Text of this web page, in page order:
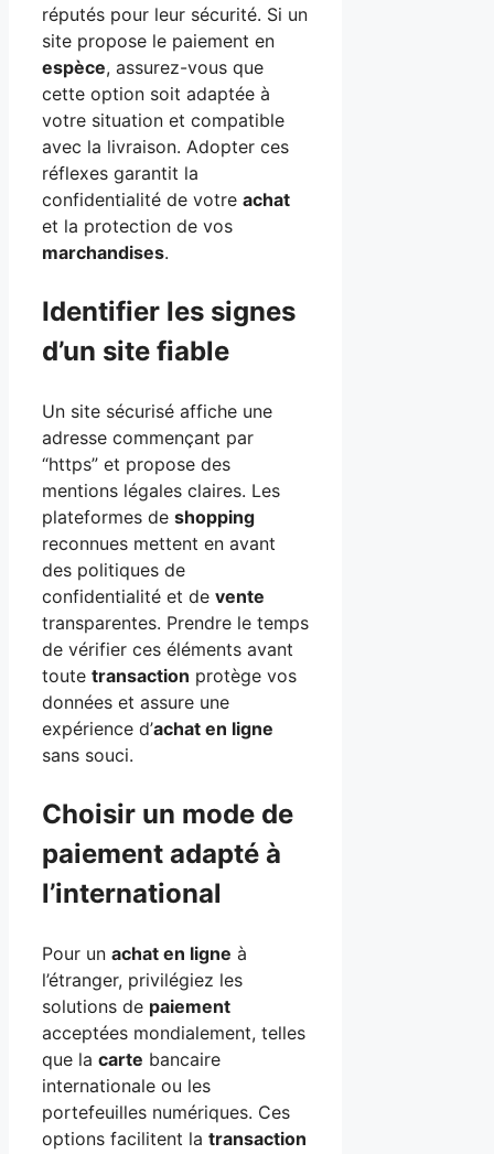
réputés pour leur sécurité. Si un
site propose le paiement en
espèce, assurez-vous que
cette option soit adaptée à
votre situation et compatible
avec la livraison. Adopter ces
réflexes garantit la
confidentialité de votre achat
et la protection de vos
marchandises.
Identifier les signes
d’un site fiable
Un site sécurisé affiche une
adresse commençant par
“https” et propose des
mentions légales claires. Les
plateformes de shopping
reconnues mettent en avant
des politiques de
confidentialité et de vente
transparentes. Prendre le temps
de vérifier ces éléments avant
toute transaction protège vos
données et assure une
expérience d’achat en ligne
sans souci.
Choisir un mode de
paiement adapté à
l’international
Pour un achat en ligne à
l’étranger, privilégiez les
solutions de paiement
acceptées mondialement, telles
que la carte bancaire
internationale ou les
portefeuilles numériques. Ces
options facilitent la transaction